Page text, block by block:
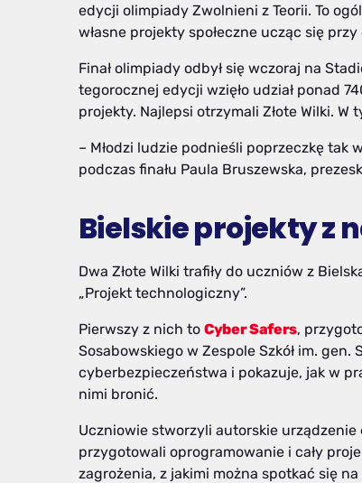
edycji olimpiady Zwolnieni z Teorii. To
własne projekty społeczne ucząc się
Finał olimpiady odbył się wczoraj na
tegorocznej edycji wzięło udział ponad
projekty. Najlepsi otrzymali Złote Wilki. W
– Młodzi ludzie podnieśli poprzeczkę tak
podczas finału Paula Bruszewska,
Bielskie projekty z
Dwa Złote Wilki trafiły do uczniów z
„Projekt technologiczny”.
Pierwszy z nich to Cyber Safers,
Sosabowskiego w Zespole Szkół im.
cyberbezpieczeństwa i pokazuje, jak w
nimi bronić.
Uczniowie stworzyli autorskie
przygotowali oprogramowanie i cały
zagrożenia, z jakimi można spotkać się